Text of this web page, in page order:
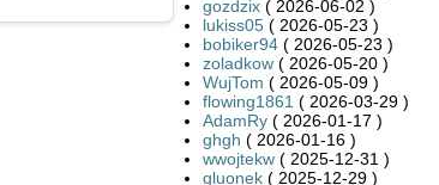
gozdzix( 2026-06-02 )
lukiss05( 2026-05-23 )
bobiker94( 2026-05-23 )
zoladkow( 2026-05-20 )
WujTom ( 2026-05-09 )
flowing1861 ( 2026-03-29 )
AdamRy( 2026-01-17 )
ghgh ( 2026-01-16 )
wwojtekw( 2025-12-31 )
gluonek( 2025-12-29 )